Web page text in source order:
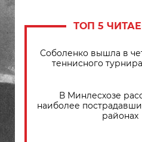
ТОП 5
Соболенко вышла в
теннисного
В Минлесхозе
наиболее
районах